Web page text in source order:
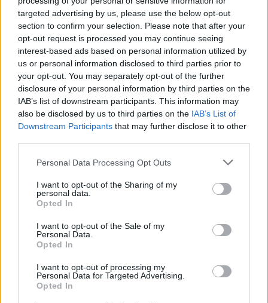
targeted advertising by us, please use the below opt-out
section to confirm your selection. Please note that after your
opt-out request is processed you may continue seeing
interest-based ads based on personal information utilized by
us or personal information disclosed to third parties prior to
your opt-out. You may separately opt-out of the further
disclosure of your personal information by third parties on the
IAB’s list of downstream participants. This information may
also be disclosed by us to third parties on the IAB’s List of
Downstream Participants that may further disclose it to other
Personal Data Processing Opt Outs
I want to opt-out of the Sharing of my
personal data.
Opted In
I want to opt-out of the Sale of my
Personal Data.
Opted In
I want to opt-out of processing my
Personal Data for Targeted Advertising.
Opted In
Registrų centras primena, kad nuo praėjusių
metų spalio galioja atnaujinta Registrų centro
paslaugų kainodara, kurios pakeitimui
pagrindą davė Vyriausybės 2018 metų
nutarimas dėl atlyginimo dydžių
apskaičiavimo, pagal kurį visos valstybės
institucijos savo paslaugų įkainius turėtų
peržiūrėti ir atnaujinti pagal šioms
paslaugoms faktiškai patiriamas sąnaudas.
Dėl šios priežasties populiariausių paslaugų
įkainiai sumažėjo ir atpigo. Atpigusių
elektroniniu būdu teikiamų paslaugų apimtys
teikiamų administracinių ir viešųjų paslaugų.
Dalies paslaugų įkainiai padidėjo.